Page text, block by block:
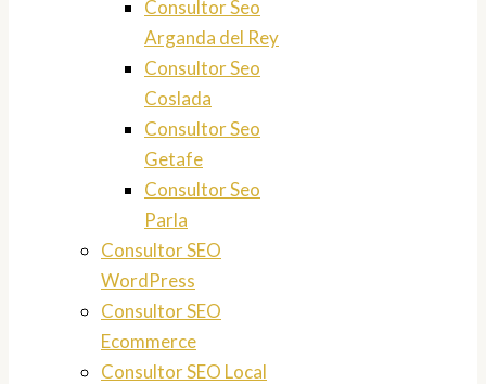
Consultor Seo
Arganda del Rey
Consultor Seo
Coslada
Consultor Seo
Getafe
Consultor Seo
Parla
Consultor SEO
WordPress
Consultor SEO
Ecommerce
Consultor SEO Local